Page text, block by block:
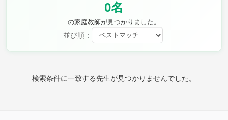
0名
の家庭教師が見つかりました。
並び順：
検索条件に一致する先生が見つかりませんでした。
理科
保健・体育 図画工作 書写